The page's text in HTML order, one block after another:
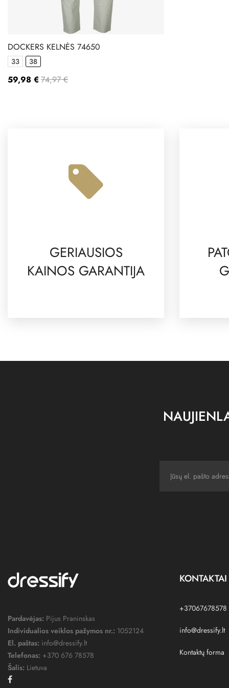
DOCKERS KELNĖS 74650
33 38
59,98 € 74,97 €
GERIAUSIOS
KAINOS GARANTIJA
Pardavėjas: Pijus Praninskas
Individualios veiklos pažymos nr.: 1052124
El. paštas: info@dressify.lt
Telefonas: +370 676 78578
Šalis: Lietuva
KONTAKTAI
+37067678578
info@dressify.lt
Kontaktų forma